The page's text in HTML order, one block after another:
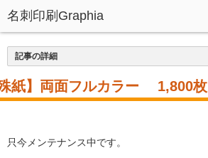
記事の詳細
紙】両面フルカラー 1,800枚
只今メンテナンス中です。